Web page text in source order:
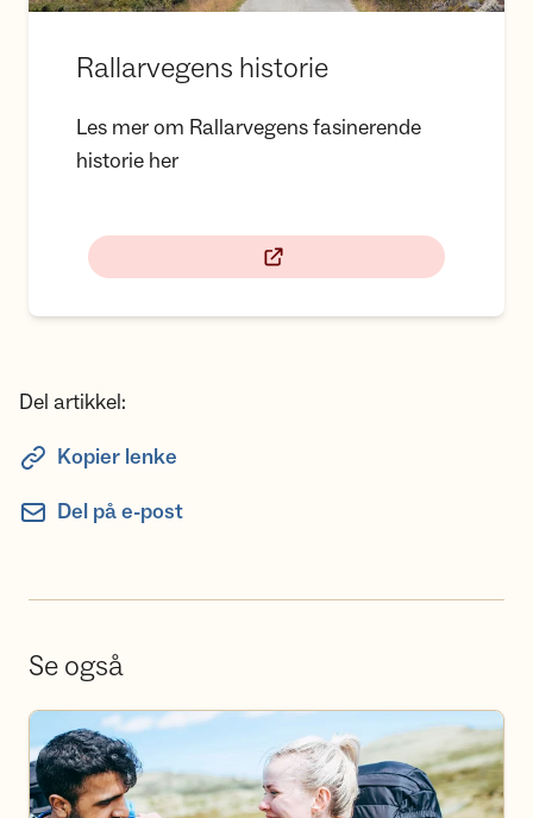
Rallarvegens historie
Les mer om Rallarvegens fasinerende
historie her
Del artikkel:
Kopier lenke
Del på e-post
Se også
Bli frivillig